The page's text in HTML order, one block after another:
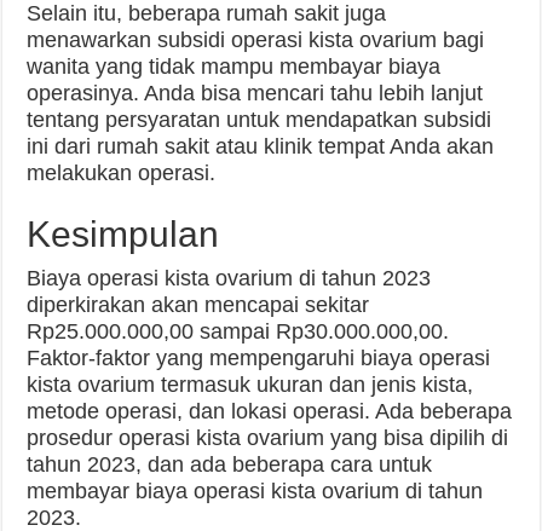
Selain itu, beberapa rumah sakit juga
menawarkan subsidi operasi kista ovarium bagi
wanita yang tidak mampu membayar biaya
operasinya. Anda bisa mencari tahu lebih lanjut
tentang persyaratan untuk mendapatkan subsidi
ini dari rumah sakit atau klinik tempat Anda akan
melakukan operasi.
Kesimpulan
Biaya operasi kista ovarium di tahun 2023
diperkirakan akan mencapai sekitar
Rp25.000.000,00 sampai Rp30.000.000,00.
Faktor-faktor yang mempengaruhi biaya operasi
kista ovarium termasuk ukuran dan jenis kista,
metode operasi, dan lokasi operasi. Ada beberapa
prosedur operasi kista ovarium yang bisa dipilih di
tahun 2023, dan ada beberapa cara untuk
membayar biaya operasi kista ovarium di tahun
2023.